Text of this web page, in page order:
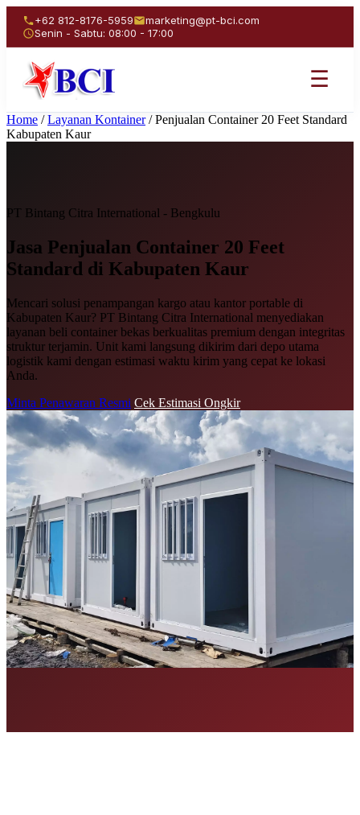
+62 812-8176-5959
marketing@pt-bci.com
Senin - Sabtu: 08:00 - 17:00
☰
Home / Layanan Kontainer / Penjualan Container 20 Feet Standard
Kabupaten Kaur
PT Bintang Citra International - Bengkulu
Jasa Penjualan Container 20 Feet
Standard di Kabupaten Kaur
Mencari solusi penampangan kargo atau kantor portable di
Kabupaten Kaur? PT Bintang Citra International menyediakan
layanan beli container bekas berkualitas premium dengan integritas
struktur terjamin. Unit kami langsung dikirim dari depo utama
logistik kami dengan estimasi waktu kirim yang cepat ke lokasi
Anda.
Minta Penawaran Resmi Cek Estimasi Ongkir